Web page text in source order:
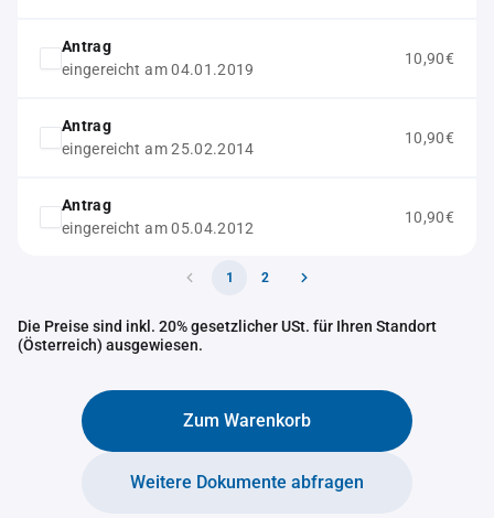
Antrag
eingereicht am 04.01.2019
10,90€
Antrag
eingereicht am 25.02.2014
10,90€
Antrag
eingereicht am 05.04.2012
10,90€
1 2
Die Preise sind inkl. 20% gesetzlicher USt. für Ihren Standort
(Österreich) ausgewiesen.
Zum Warenkorb
Weitere Dokumente abfragen